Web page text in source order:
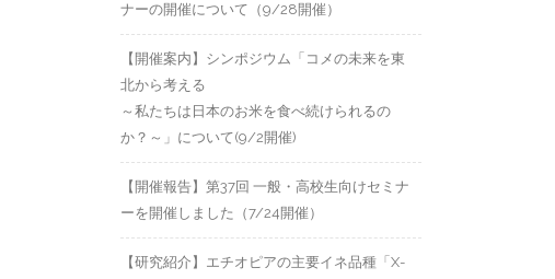
ナーの開催について（9/28開催）
【開催案内】シンポジウム「コメの未来を東
北から考える
～私たちは日本のお米を食べ続けられるの
か？～」について(9/2開催)
【開催報告】第37回 一般・高校生向けセミナ
ーを開催しました（7/24開催）
【研究紹介】エチオピアの主要イネ品種「X-